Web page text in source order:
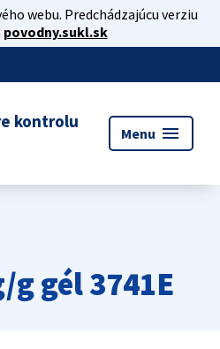
webu. Predchádzajúcu verziu
povodny.sukl.sk
kontrolu
Menu menu
gél 3741E